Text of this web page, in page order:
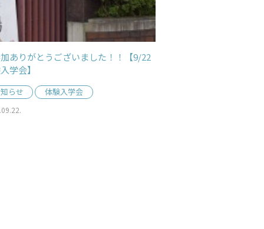
ありがとうございました！！【9/22
学会】
らせ 体験入学会